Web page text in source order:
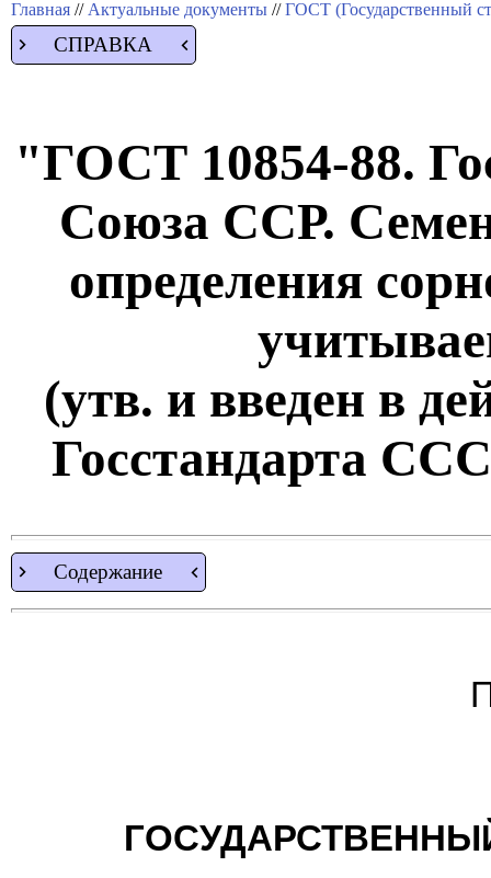
Главная // Актуальные документы //ГОСТ (Государственный
СПРАВКА
"ГОСТ 10854-88.
Союза ССР.
определения
(утв. и введен в
Госстандарта
Содержание